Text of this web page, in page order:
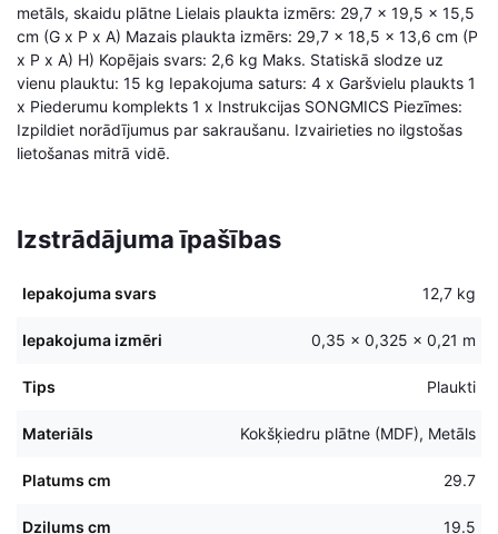
metāls, skaidu plātne Lielais plaukta izmērs: 29,7 x 19,5 x 15,5
cm (G x P x A) Mazais plaukta izmērs: 29,7 x 18,5 x 13,6 cm (P
x P x A) H) Kopējais svars: 2,6 kg Maks. Statiskā slodze uz
vienu plauktu: 15 kg Iepakojuma saturs: 4 x Garšvielu plaukts 1
x Piederumu komplekts 1 x Instrukcijas SONGMICS Piezīmes:
Izpildiet norādījumus par sakraušanu. Izvairieties no ilgstošas
lietošanas mitrā vidē.
Izstrādājuma īpašības
Iepakojuma svars 12,7 kg
Iepakojuma izmēri 0,35 × 0,325 × 0,21 m
Tips Plaukti
Materiāls Kokšķiedru plātne (MDF), Metāls
Platums cm 29.7
Dziļums cm 19.5